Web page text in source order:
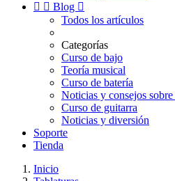
  Blog 
Todos los artículos
Categorías
Curso de bajo
Teoría musical
Curso de batería
Noticias y consejos
Curso de guitarra
Noticias y diversión
Soporte
Tienda
Inicio